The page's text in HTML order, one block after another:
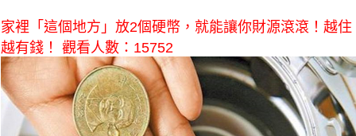
家裡「這個地方」放2個硬幣，就能讓你財源滾滾！越住
越有錢！ 觀看人數：15752